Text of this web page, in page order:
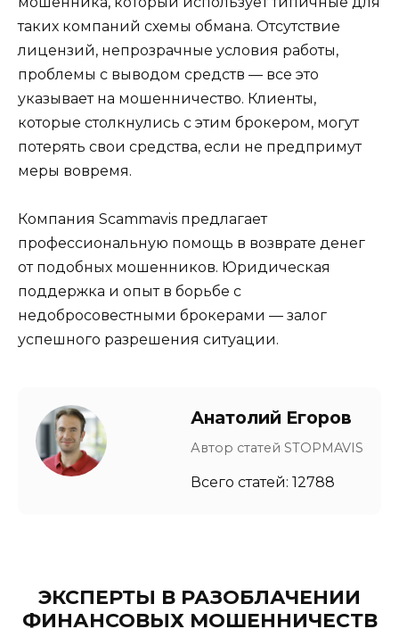
таких компаний схемы обмана. Отсутствие
лицензий, непрозрачные условия работы,
проблемы с выводом средств — все это
указывает на мошенничество. Клиенты,
которые столкнулись с этим брокером, могут
потерять свои средства, если не предпримут
меры вовремя.
Компания Scammavis предлагает
профессиональную помощь в возврате денег
от подобных мошенников. Юридическая
поддержка и опыт в борьбе с
недобросовестными брокерами — залог
успешного разрешения ситуации.
Анатолий Егоров
Автор статей STOPMAVIS
Всего статей: 12788
ЭКСПЕРТЫ В РАЗОБЛАЧЕНИИ
ФИНАНСОВЫХ МОШЕННИЧЕСТВ